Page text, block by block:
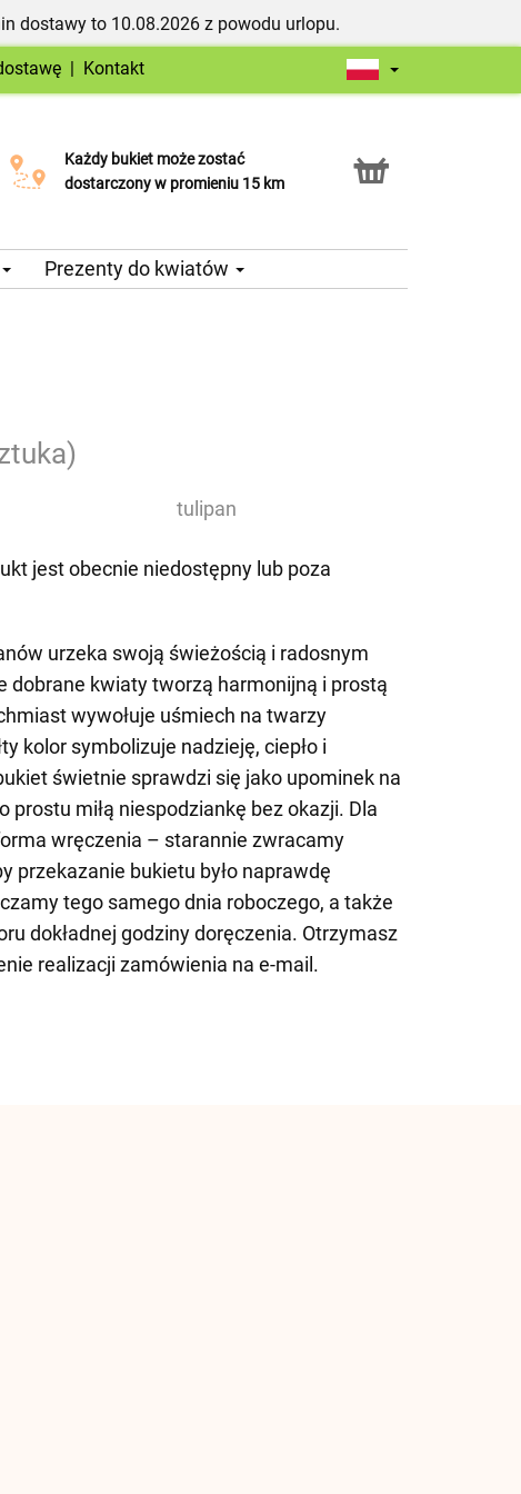
dostawy to 10.08.2026 z powodu urlopu.
| Kontakt
Każdy bukiet może zostać
dostarczony w promieniu 15 km
Usługa Click & Collect
Prezenty do kwiatów
tulipan
jest obecnie niedostępny lub poza
urzeka swoją świeżością i radosnym
dobrane kwiaty tworzą harmonijną i prostą
wywołuje uśmiech na twarzy
kolor symbolizuje nadzieję, ciepło i
świetnie sprawdzi się jako upominek na
prostu miłą niespodziankę bez okazji. Dla
wręczenia – starannie zwracamy
przekazanie bukietu było naprawdę
tego samego dnia roboczego, a także
dokładnej godziny doręczenia. Otrzymasz
realizacji zamówienia na e-mail.